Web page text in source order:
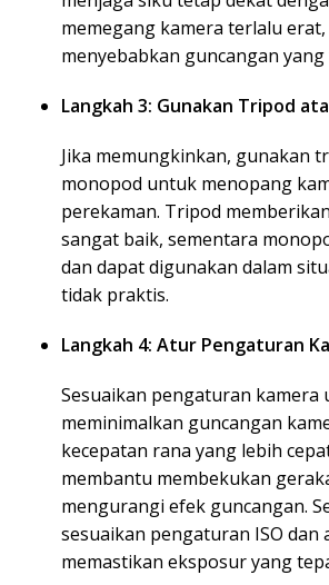
memegang kamera terlalu
menyebabkan guncangan
Langkah 3: Gunakan Tripod
Jika memungkinkan, gunakan
monopod untuk menopang
perekaman. Tripod
sangat baik, sementara
dan dapat digunakan dalam
tidak praktis.
Langkah 4: Atur Pengaturan
Sesuaikan pengaturan kamera
meminimalkan guncangan
kecepatan rana yang lebih
membantu membekukan
mengurangi efek guncangan.
sesuaikan pengaturan ISO
memastikan eksposur yang